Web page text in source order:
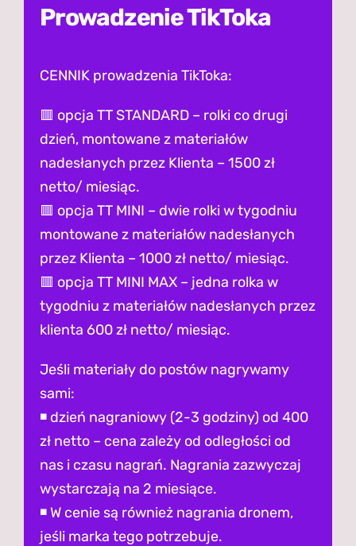
Prowadzenie TikToka
CENNIK prowadzenia TikToka:
🟥 opcja TT STANDARD – rolki co drugi
dzień, montowane z materiałów
nadesłanych przez Klienta – 1500 zł
netto/ miesiąc.
🟥 opcja TT MINI – dwie rolki w tygodniu
montowane z materiałów nadesłanych
przez Klienta – 1000 zł netto/ miesiąc.
🟥 opcja TT MINI MAX – jedna rolka w
tygodniu z materiałów nadesłanych przez
klienta 600 zł netto/ miesiąc.
Jeśli materiały do postów nagrywamy
sami:
◾️ dzień nagraniowy (2-3 godziny) od 400
zł netto – cena zależy od odległości od
nas i czasu nagrań. Nagrania zazwyczaj
wystarczają na 2 miesiące.
◾️ W cenie są również nagrania dronem,
jeśli marka tego potrzebuje.